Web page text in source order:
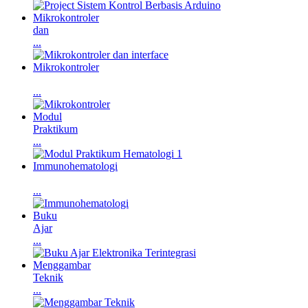
Mikrokontroler
dan
...
Mikrokontroler
...
Modul
Praktikum
...
Immunohematologi
...
Buku
Ajar
...
Menggambar
Teknik
...